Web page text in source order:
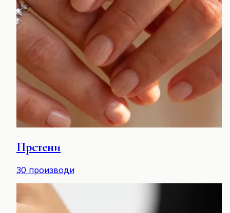
Прстени
30 производи